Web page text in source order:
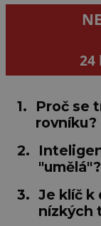
24
1.
Proč se
rovníku?
2.
"umělá"?
3. Je klíč k
nízkých